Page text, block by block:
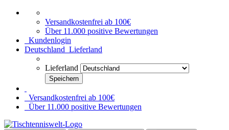
Versandkostenfrei ab 100€
Über 11.000 positive Bewertungen
Kundenlogin
Deutschland Lieferland
Lieferland
Versandkostenfrei ab 100€
Über 11.000 positive Bewertungen